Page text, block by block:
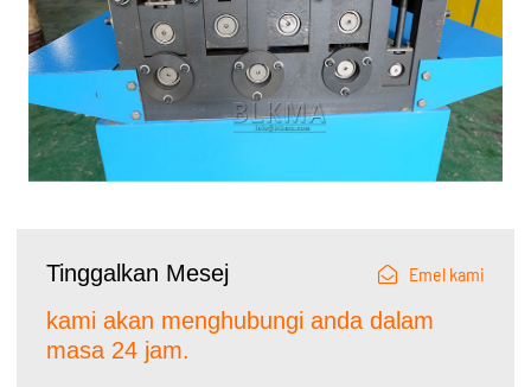
Tinggalkan Mesej Emel kami
kami akan menghubungi anda dalam
masa 24 jam.